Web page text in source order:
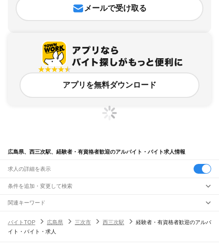
メールで受け取る
アプリを無料ダウンロード
広島県、西三次駅、経験者・有資格者歓迎のアルバイト・バイト求人情報
求人の詳細を表示
条件を追加・変更して検索
市区町村を追加・変更
広島県すべて
広島市 すべて
駅を追加・変更
職種を追加・変更
関連キーワード
バイトTOP
広島県 三次市 西三次駅
経験者・有資格者歓迎のアルバ
イト・バイト・求人